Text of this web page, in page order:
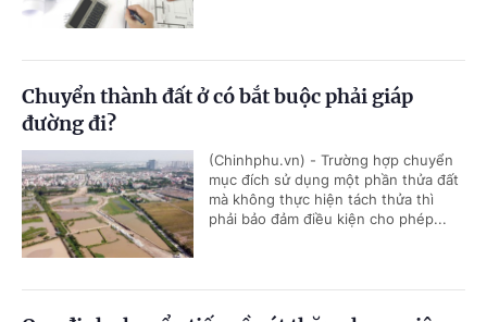
Chuyển thành đất ở có bắt buộc phải giáp
đường đi?
(Chinhphu.vn) - Trường hợp chuyển
mục đích sử dụng một phần thửa đất
mà không thực hiện tách thửa thì
phải bảo đảm điều kiện cho phép...